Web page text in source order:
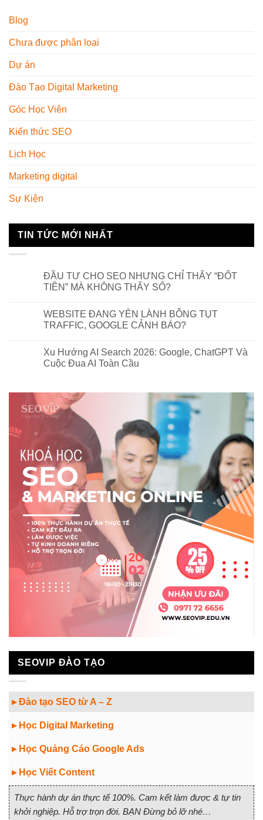
Blog
Chưa được phân loại
Dự án
Đào Tạo Digital Marketing
Góc Học Viên
Kiến thức SEO
Lịch Học
Marketing digital
Sự Kiện
TIN TỨC MỚI NHẤT
ĐẦU TƯ CHO SEO NHƯNG CHỈ THẤY “ĐỐT
TIỀN” MÀ KHÔNG THẤY SỐ?
WEBSITE ĐANG YÊN LÀNH BỖNG TỤT
TRAFFIC, GOOGLE CẢNH BÁO?
Xu Hướng AI Search 2026: Google, ChatGPT Và
Cuộc Đua AI Toàn Cầu
SEOVIP ĐÀO TẠO
▸ Đào tạo SEO từ A – Z
▸ Học Digital Marketing
▸ Học Quảng Cáo Google Ads
▸ Học Viết Content
Thực hành dự án thực tế 100%. Cam kết làm được & tự tin
khởi nghiệp. Hỗ trợ trọn đời. BẠN Đừng bỏ lỡ nhé…